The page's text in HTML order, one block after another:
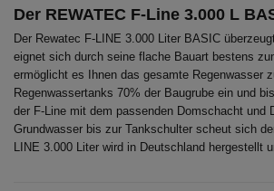
Der REWATEC F-Line 3.000 L
Der Rewatec F-LINE 3.000 Liter BASIC
eignet sich durch seine flache Bauart bestens
ermöglicht es Ihnen das gesamte Regenwasser
Regenwassertanks 70% der Baugrube ein und
der F-Line mit dem passenden Domschacht
Grundwasser bis zur Tankschulter scheut sich
LINE 3.000 Liter wird in Deutschland hergestellt